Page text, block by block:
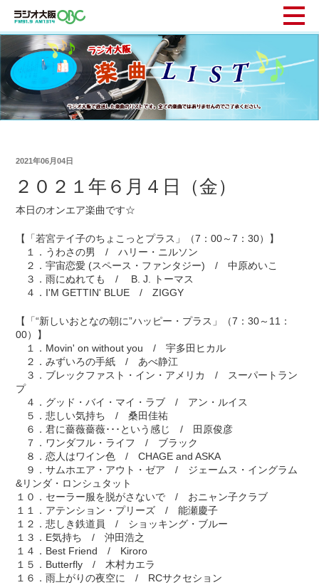
2021年06月04日
２０２１年６月４日（金）
本日のオンエア楽曲です☆
【「若宮テイ子のちょこっとプラス」（7：00～7：30）】
１．うわさの男 / ハリー・ニルソン
２．宇宙恋愛 (スペース・ファンタジー) / 中原めいこ
３．雨にぬれても / B. J. トーマス
４．I'M GETTIN' BLUE / ZIGGY
【「“新しいおとなの朝に”ハッピー・プラス」（7：30～11：
00）】
１．Movin' on without you / 宇多田ヒカル
２．みずいろの手紙 / あべ静江
３．ブレックファスト・イン・アメリカ / スーパートラン
プ
４．グッド・バイ・マイ・ラブ / アン・ルイス
５．悲しい気持ち / 桑田佳祐
６．君に薔薇薔薇･･･という感じ / 田原俊彦
７．ワンダフル・ライフ / ブラック
８．恋人はワイン色 / CHAGE and ASKA
９．サムホエア・アウト・ゼア / ジェームス・イングラム
&リンダ・ロンシュタット
１０．セーラー服を脱がさないで / おニャン子クラブ
１１．アテンション・プリーズ / 能瀬慶子
１２．悲しき鉄道員 / ショッキング・ブルー
１３．E気持ち / 沖田浩之
１４．Best Friend / Kiroro
１５．Butterfly / 木村カエラ
１６．雨上がりの夜空に / RCサクセション